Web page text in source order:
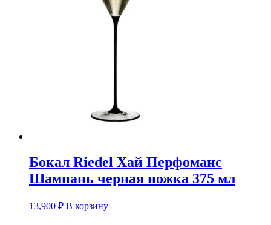
Бокал Riedel Хай Перфоманс
Шампань черная ножка 375 мл
13,900 ₽ В корзину